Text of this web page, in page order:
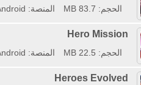
الحجم: 83.7 MB المنصة: Android
Hero Mission
الحجم: 22.5 MB المنصة: Android
Heroes Evolved